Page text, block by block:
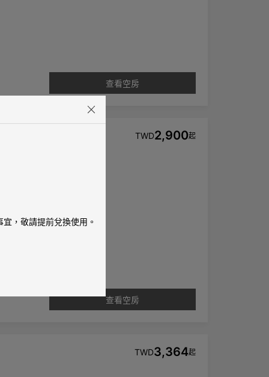
查看空房
意。
TWD2,900起
查看空房
TWD3,364起
，敬請提前兌換使用。